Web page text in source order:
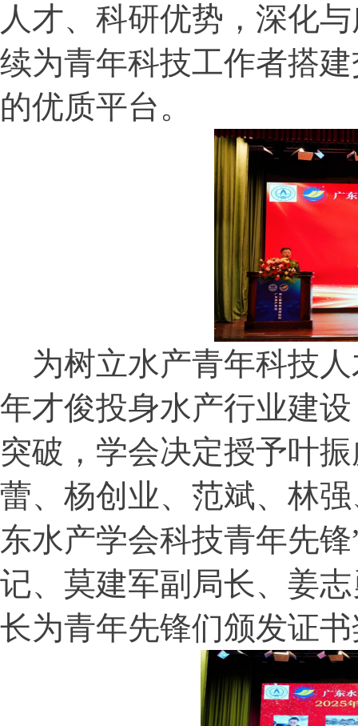
人才、科研优势，深化
续为青年科技工作者搭
的优质平台。
为树立水产青年科技人
年才俊投身水产行业建
突破，学会决定授予叶
蕾、杨创业、范斌、林
东水产学会科技青年先
记、莫建军副局长、姜
长为青年先锋们颁发证